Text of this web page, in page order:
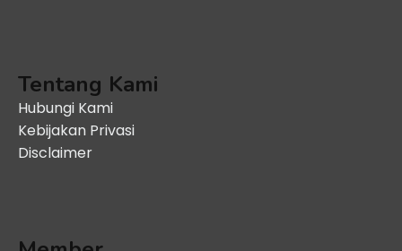
Tentang Kami
Hubungi Kami
Kebijakan Privasi
Disclaimer